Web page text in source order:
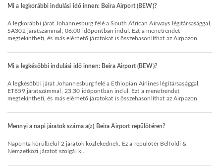
Mi a legkorábbi indulási idő innen: Beira Airport (BEW)?
A legkorábbi járat Johannesburg felé a South African Airways légitársasággal,
SA302 járatszámmal, 06:00 időpontban indul. Ezt a menetrendet
megtekintheti, és más elérhető járatokat is összehasonlíthat az Airpazon.
Mi a legkésőbbi indulási idő innen: Beira Airport (BEW)?
A legkésőbbi járat Johannesburg felé a Ethiopian Airlines légitársasággal,
ET859 járatszámmal, 23:30 időpontban indul. Ezt a menetrendet
megtekintheti, és más elérhető járatokat is összehasonlíthat az Airpazon.
Mennyi a napi járatok száma a(z) Beira Airport repülőtéren?
Naponta körülbelül 2 járatok közlekednek. Ez a repülőtér Belföldi &
Nemzetközi járatot szolgál ki.